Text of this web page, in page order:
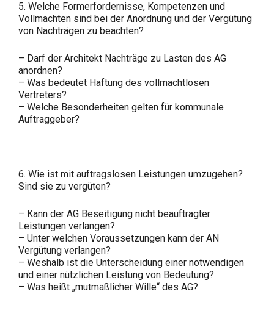
5. Welche Formerfordernisse, Kompetenzen und
Vollmachten sind bei der Anordnung und der Vergütung
von Nachträgen zu beachten?
– Darf der Architekt Nachträge zu Lasten des AG
anordnen?
– Was bedeutet Haftung des vollmachtlosen
Vertreters?
– Welche Besonderheiten gelten für kommunale
Auftraggeber?
6. Wie ist mit auftragslosen Leistungen umzugehen?
Sind sie zu vergüten?
– Kann der AG Beseitigung nicht beauftragter
Leistungen verlangen?
– Unter welchen Voraussetzungen kann der AN
Vergütung verlangen?
– Weshalb ist die Unterscheidung einer notwendigen
und einer nützlichen Leistung von Bedeutung?
– Was heißt „mutmaßlicher Wille“ des AG?